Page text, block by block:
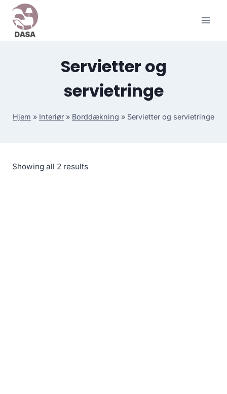
Skip
content
Servietter og
servietringe
Hjem » Interiør » Borddækning » Servietter og servietringe
Showing all 2 results